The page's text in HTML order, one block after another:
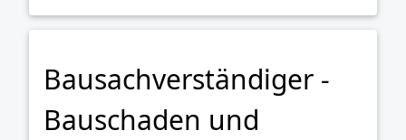
Bausachverständiger -
Bauschaden und